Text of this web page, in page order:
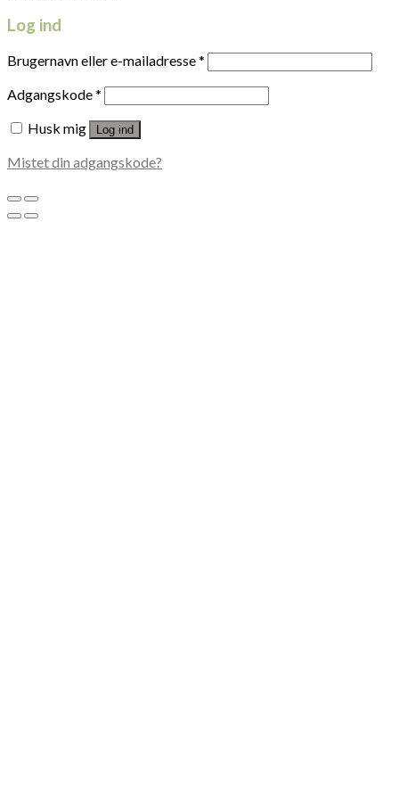
Log ind
Brugernavn eller e-mailadresse*
Adgangskode*
Husk mig
Log ind
Mistet din adgangskode?